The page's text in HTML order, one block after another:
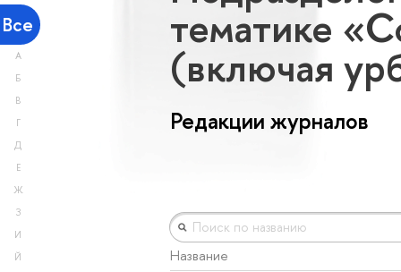
Все
А
Б
В
Г
Д
Е
Ж
З
И
Й
тематике
(включая
Редакции журналов
Название